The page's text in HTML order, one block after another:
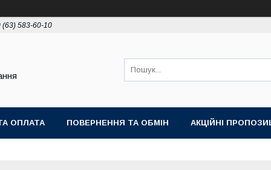
(63) 583-60-10
ОПЛАТА ПОВЕРНЕННЯ ТА ОБМІН АКЦІЙНІ